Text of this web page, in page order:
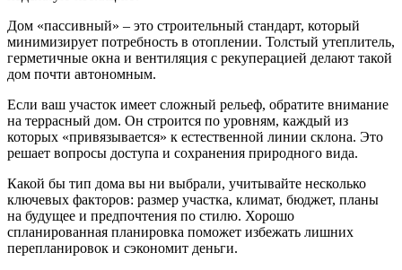
Дом «пассивный» – это строительный стандарт, который
минимизирует потребность в отоплении. Толстый утеплитель,
герметичные окна и вентиляция с рекуперацией делают такой
дом почти автономным.
Если ваш участок имеет сложный рельеф, обратите внимание
на террасный дом. Он строится по уровням, каждый из
которых «привязывается» к естественной линии склона. Это
решает вопросы доступа и сохранения природного вида.
Какой бы тип дома вы ни выбрали, учитывайте несколько
ключевых факторов: размер участка, климат, бюджет, планы
на будущее и предпочтения по стилю. Хорошо
спланированная планировка поможет избежать лишних
перепланировок и сэкономит деньги.